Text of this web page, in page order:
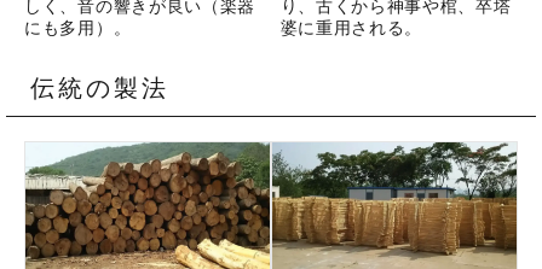
しく、音の響きが良い（楽器
にも多用）。
り、古くから神事や棺、卒塔
婆に重用される。
伝統の製法